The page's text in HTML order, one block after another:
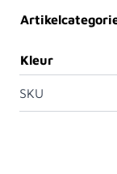
Kleur
SKU